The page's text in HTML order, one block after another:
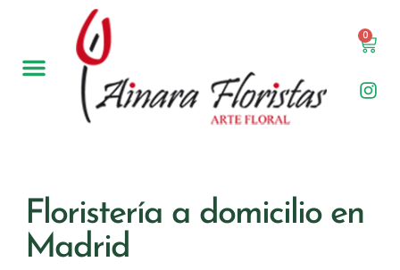
0
Floristería a domicilio en
Madrid